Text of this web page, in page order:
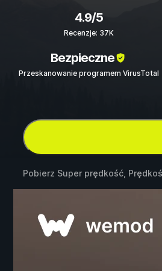
4.9/5
Recenzje: 37K
Bezpieczne
Przeskanowanie programem VirusTotal
Pobierz Super prędkość,